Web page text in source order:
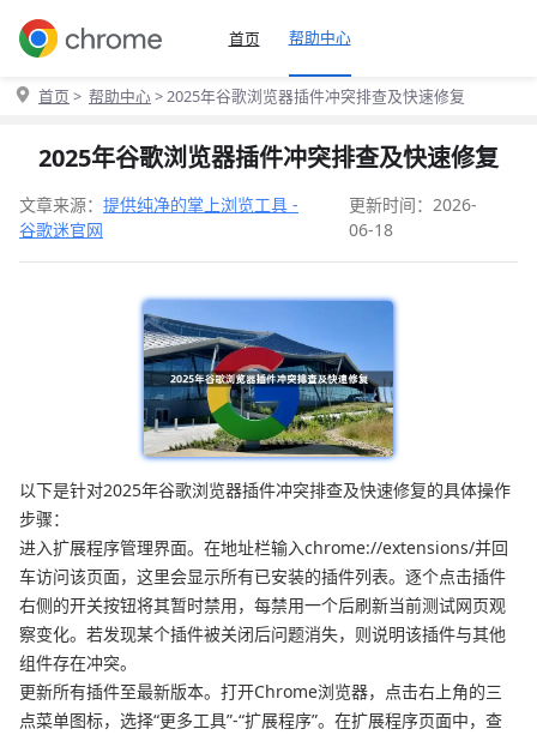
首页 帮助中心
首页 > 帮助中心> 2025年谷歌浏览器插件冲突排查及快速修复
2025年谷歌浏览器插件冲突排查及快速修复
文章来源： 提供纯净的掌上浏览工具 -
谷歌迷官网
更新时间：2026-
06-18
以下是针对2025年谷歌浏览器插件冲突排查及快速修复的具体操作
步骤：
进入扩展程序管理界面。在地址栏输入chrome://extensions/并回
车访问该页面，这里会显示所有已安装的插件列表。逐个点击插件
右侧的开关按钮将其暂时禁用，每禁用一个后刷新当前测试网页观
察变化。若发现某个插件被关闭后问题消失，则说明该插件与其他
组件存在冲突。
更新所有插件至最新版本。打开Chrome浏览器，点击右上角的三
点菜单图标，选择“更多工具”-“扩展程序”。在扩展程序页面中，查